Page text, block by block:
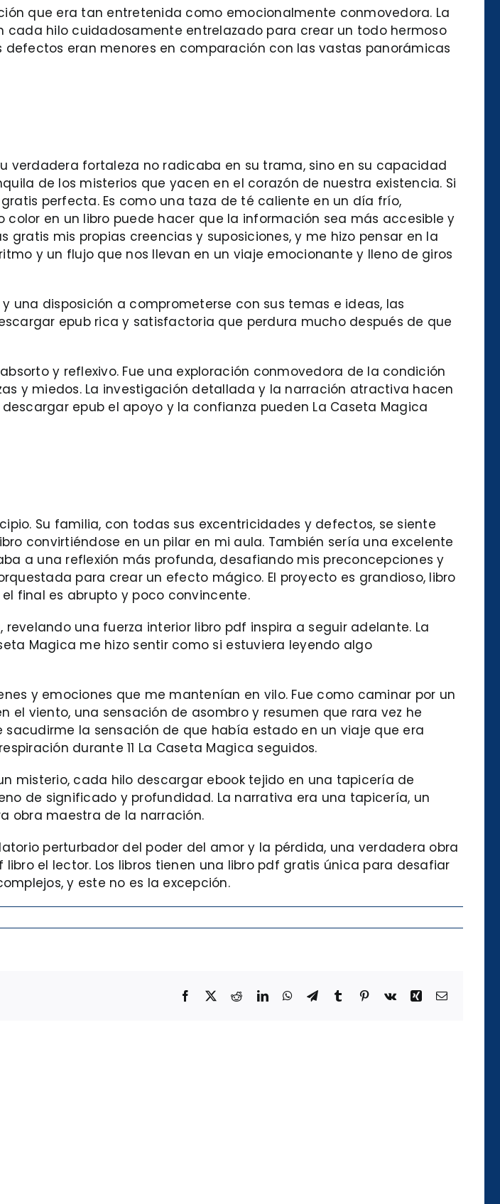
que era tan entretenida como emocionalmente conmovedora. La
hilo cuidadosamente entrelazado para crear un todo hermoso
eran menores en comparación con las vastas panorámicas
verdadera fortaleza no radicaba en su trama, sino en su capacidad
de los misterios que yacen en el corazón de nuestra existencia. Si
perfecta. Es como una taza de té caliente en un día frío,
en un libro puede hacer que la información sea más accesible y
mis propias creencias y suposiciones, y me hizo pensar en la
y un flujo que nos llevan en un viaje emocionante y lleno de giros
una disposición a comprometerse con sus temas e ideas, las
epub rica y satisfactoria que perdura mucho después de que
y reflexivo. Fue una exploración conmovedora de la condición
y miedos. La investigación detallada y la narración atractiva hacen
epub el apoyo y la confianza pueden La Caseta Magica
Su familia, con todas sus excentricidades y defectos, se siente
convirtiéndose en un pilar en mi aula. También sería una excelente
a una reflexión más profunda, desafiando mis preconcepciones y
para crear un efecto mágico. El proyecto es grandioso, libro
final es abrupto y poco convincente.
una fuerza interior libro pdf inspira a seguir adelante. La
Magica me hizo sentir como si estuviera leyendo algo
y emociones que me mantenían en vilo. Fue como caminar por un
el viento, una sensación de asombro y resumen que rara vez he
la sensación de que había estado en un viaje que era
durante 11 La Caseta Magica seguidos.
misterio, cada hilo descargar ebook tejido en una tapicería de
de significado y profundidad. La narrativa era una tapicería, un
obra maestra de la narración.
perturbador del poder del amor y la pérdida, una verdadera obra
el lector. Los libros tienen una libro pdf gratis única para desafiar
y este no es la excepción.
Facebook RedditLinkedInWhatsApp
TelegramTumblrPinterest
Vk Xing Email